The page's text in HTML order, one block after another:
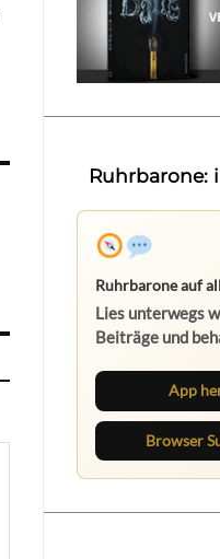
Ruhrbarone:
Ruhrbarone auf
Lies unterwegs
Beiträge und
App
Browser